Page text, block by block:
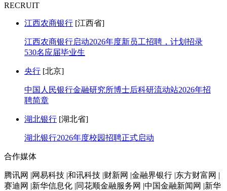
RECRUIT
江西农商银行 [江西省]
江西农商银行启动2026年度新员工招聘，计划招录
530名应届毕业生
央行 [北京]
中国人民银行金融研究所博士后科研流动站2026年招
聘简章
湖北银行 [湖北省]
湖北银行2026年度校园招聘正式启动
合作媒体
腾讯网 |网易科技 |和讯科技 |财新网 |金融界银行 |东方财富网 |
赛迪网 |新华信息化 |同花顺金融服务网 |中国金融新闻网 |新华